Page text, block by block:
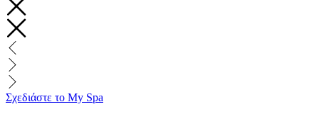
Σχεδιάστε το My Spa